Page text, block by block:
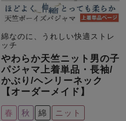
綿なのに、うれしい快適ストレ
ッチ
やわらか天竺ニット男の子
パジャマ上着単品・長袖/
かぶり/ヘンリーネック
【オーダーメイド】
春 秋 綿 ニット